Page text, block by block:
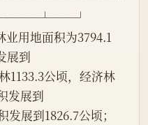
展到
1133.3公顷，经济林
发展到
展到1826.7公顷；